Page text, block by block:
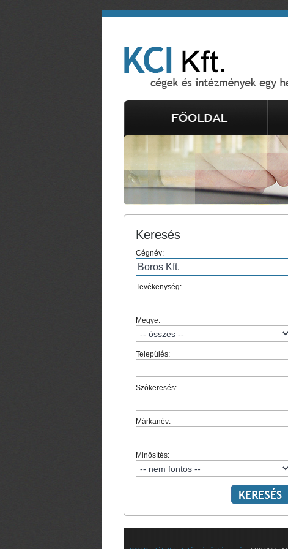
Keresés
Cégnév:
Tevékenység:
Megye:
Település:
Szókeresés:
Márkanév:
Minősítés: